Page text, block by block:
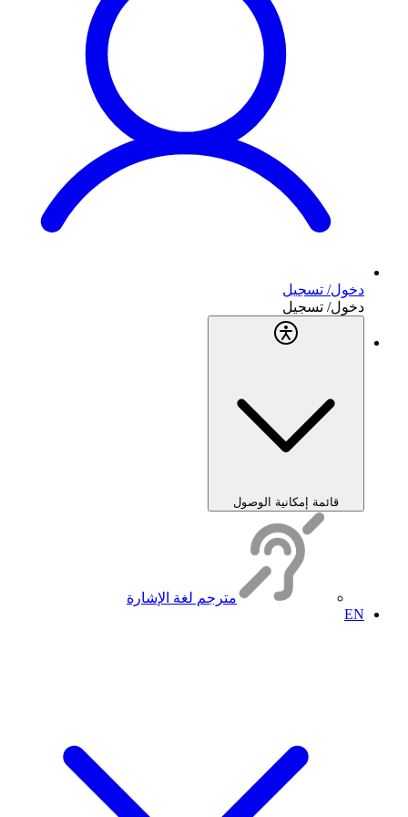
دخول/ تسجيل
دخول/ تسجيل
قائمة إمكانية الوصول
مترجم لغة الإشارة
EN